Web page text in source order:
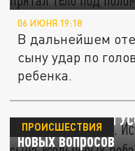
06 ИЮНЯ 19:18
В дальнейшем
сыну удар по
ребенка.
"Он что-то
заявление сына
новых вопросов
ПРОИСШЕСТВИЯ